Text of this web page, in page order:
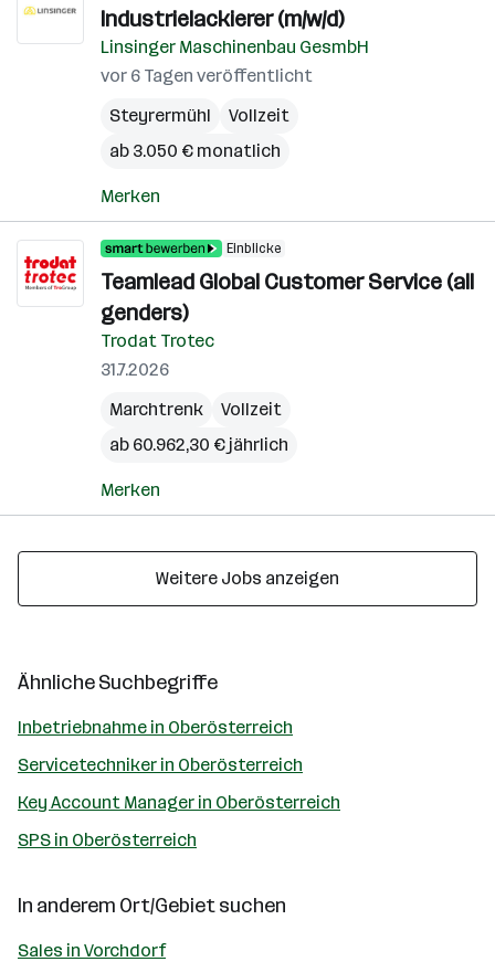
Industrielackierer (m/w/d)
Linsinger Maschinenbau GesmbH
vor 6 Tagen veröffentlicht
Steyrermühl
Vollzeit
ab 3.050 € monatlich
Merken
Einblicke
Teamlead Global Customer Service (all
genders)
Trodat Trotec
31.7.2026
Marchtrenk
Vollzeit
ab 60.962,30 € jährlich
Merken
Weitere Jobs anzeigen
Ähnliche Suchbegriffe
Inbetriebnahme in Oberösterreich
Servicetechniker in Oberösterreich
Key Account Manager in Oberösterreich
SPS in Oberösterreich
In anderem Ort/Gebiet suchen
Sales in Vorchdorf